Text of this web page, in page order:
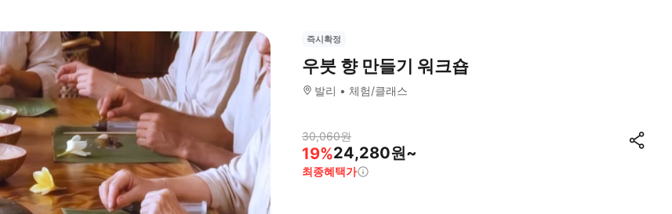
즉시확정
우붓 향 만들기 워크숍
발리 체험/클래스
30,060원
19%24,280원~
최종혜택가